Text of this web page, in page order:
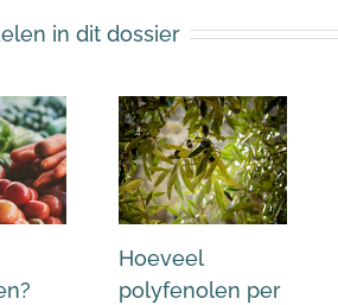
in dit dossier
Hoeveel
polyfenolen per